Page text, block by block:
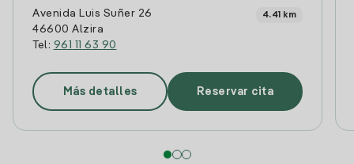
Avenida Luis Suñer 26
46600 Alzira
Tel: 961 11 63 90
4.41 km
Más detalles Reservar cita